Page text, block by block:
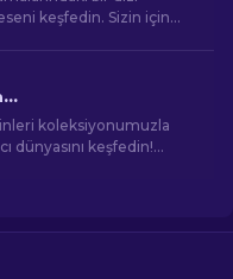
keşfedin. Sizin için
En Pahalı CS2 Bıçakları [2026]
koleksiyonumuzla
dünyasını keşfedin!